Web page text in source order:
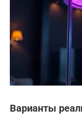
Варианты